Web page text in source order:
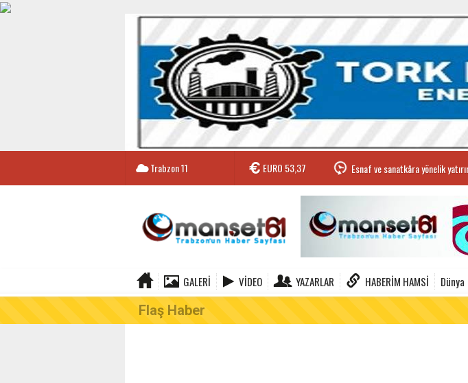
Trabzon11 EURO53,37 Esnaf ve sanatkâra yönelik
GALERI VIDEO YAZARLAR HABERIM HAMSI Dünya
Flaş Haber